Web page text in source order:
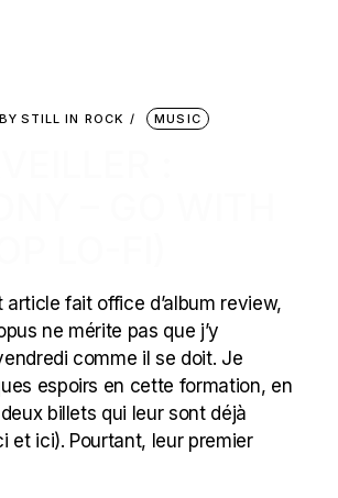
BY STILL IN ROCK MUSIC
article fait office d’album review,
ne mérite pas que j’y
comme il se doit. Je
espoirs en cette formation, en
billets qui leur sont déjà
et ici). Pourtant, leur premier